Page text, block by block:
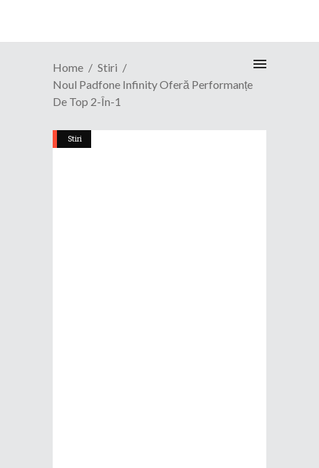
Home
Stiri
Noul Padfone Infinity Oferă Performanțe
De Top 2-În-1
Stiri